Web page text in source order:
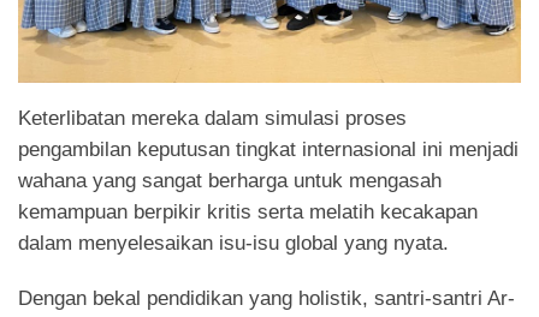
Keterlibatan mereka dalam simulasi proses
pengambilan keputusan tingkat internasional ini menjadi
wahana yang sangat berharga untuk mengasah
kemampuan berpikir kritis serta melatih kecakapan
dalam menyelesaikan isu-isu global yang nyata.
Dengan bekal pendidikan yang holistik, santri-santri Ar-